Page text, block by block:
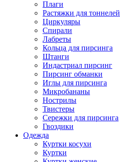
Плаги
Растяжки для тоннелей
Циркуляры
Спирали
Лабреты
Кольца для пирсинга
Штанги
Индастриал пирсинг
Пирсинг обманки
Иглы для пирсинга
Микробананы
Нострилы
Твистеры
Сережки для пирсинга
Гвоздики
Одежда
Куртки косухи
Куртки